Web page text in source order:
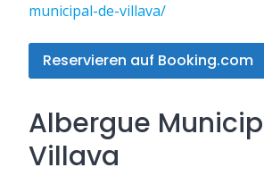
municipal-de-villava/
Reservieren auf Booking.com
Albergue
Villava